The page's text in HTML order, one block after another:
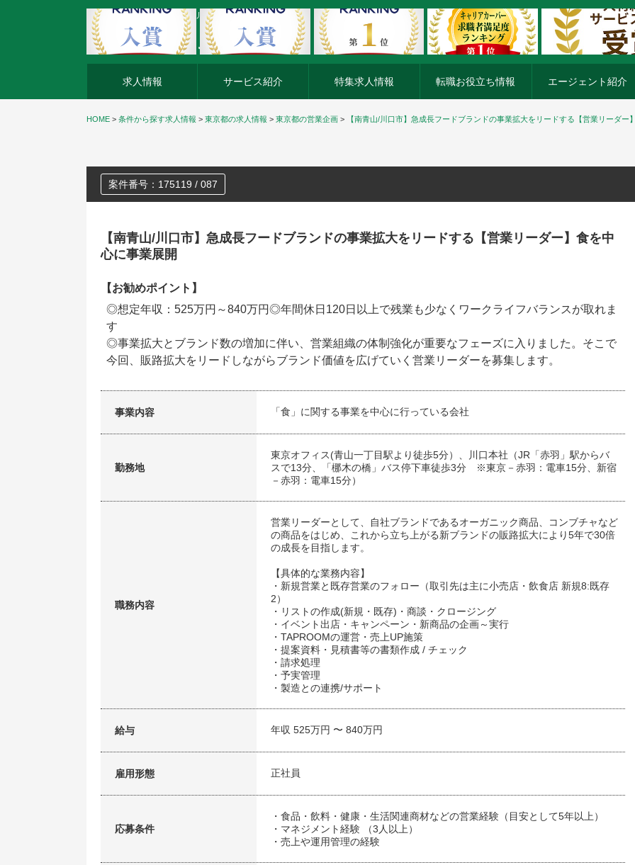
外資系企業の転職・キャリア転職ならアージスジャパン
求人情報 サービス紹介 特集求人情報 転職お役立ち情報 エージェント紹介
HOME > 条件から探す求人情報 > 東京都の求人情報 > 東京都の営業企画 > 【南青山/川口市】急成長フードブランドの事業拡大をリードする【営業リーダー
案件番号：175119 / 087
【南青山/川口市】急成長フードブランドの事業拡大をリードする【営業リーダー】食を中
心に事業展開
【お勧めポイント】
◎想定年収：525万円～840万円◎年間休日120日以上で残業も少なくワークライフバランスが取れま
す
◎事業拡大とブランド数の増加に伴い、営業組織の体制強化が重要なフェーズに入りました。そこで
今回、販路拡大をリードしながらブランド価値を広げていく営業リーダーを募集します。
事業内容 「食」に関する事業を中心に行っている会社
勤務地
東京オフィス(青山一丁目駅より徒歩5分）、川口本社（JR「赤羽」駅からバ
スで13分、「梛木の橋」バス停下車徒歩3分 ※東京－赤羽：電車15分、新宿
－赤羽：電車15分）
職務内容
営業リーダーとして、自社ブランドであるオーガニック商品、コンブチャなど
の商品をはじめ、これから立ち上がる新ブランドの販路拡大により5年で30倍
の成長を目指します。
【具体的な業務内容】
・新規営業と既存営業のフォロー（取引先は主に小売店・飲食店 新規8:既存
2）
・リストの作成(新規・既存)・商談・クロージング
・イベント出店・キャンペーン・新商品の企画～実行
・TAPROOMの運営・売上UP施策
・提案資料・見積書等の書類作成 / チェック
・請求処理
・予実管理
・製造との連携/サポート
給与 年収 525万円 〜 840万円
雇用形態 正社員
応募条件
・食品・飲料・健康・生活関連商材などの営業経験（目安として5年以上）
・マネジメント経験 （3人以上）
・売上や運用管理の経験